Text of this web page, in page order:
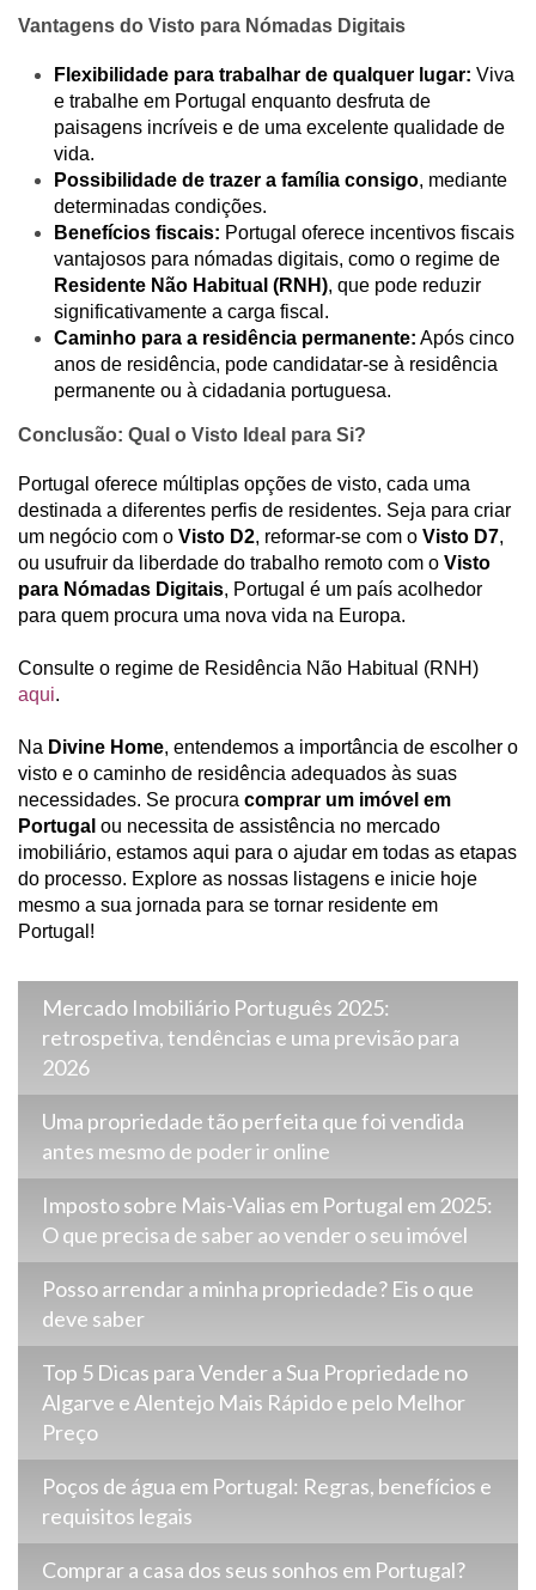
Vantagens do Visto para Nómadas Digitais
Flexibilidade para trabalhar de qualquer lugar: Viva
e trabalhe em Portugal enquanto desfruta de
paisagens incríveis e de uma excelente qualidade de
vida.
Possibilidade de trazer a família consigo, mediante
determinadas condições.
Benefícios fiscais: Portugal oferece incentivos fiscais
vantajosos para nómadas digitais, como o regime de
Residente Não Habitual (RNH), que pode reduzir
significativamente a carga fiscal.
Caminho para a residência permanente: Após cinco
anos de residência, pode candidatar-se à residência
permanente ou à cidadania portuguesa.
Conclusão: Qual o Visto Ideal para Si?
Portugal oferece múltiplas opções de visto, cada uma
destinada a diferentes perfis de residentes. Seja para criar
um negócio com o Visto D2, reformar-se com o Visto D7,
ou usufruir da liberdade do trabalho remoto com o Visto
para Nómadas Digitais, Portugal é um país acolhedor
para quem procura uma nova vida na Europa.
Consulte o regime de Residência Não Habitual (RNH)
aqui.
Na Divine Home, entendemos a importância de escolher o
visto e o caminho de residência adequados às suas
necessidades. Se procura comprar um imóvel em
Portugal ou necessita de assistência no mercado
imobiliário, estamos aqui para o ajudar em todas as etapas
do processo. Explore as nossas listagens e inicie hoje
mesmo a sua jornada para se tornar residente em
Portugal!
Mercado Imobiliário Português 2025:
retrospetiva, tendências e uma previsão para
2026
Uma propriedade tão perfeita que foi vendida
antes mesmo de poder ir online
Imposto sobre Mais-Valias em Portugal em 2025:
O que precisa de saber ao vender o seu imóvel
Posso arrendar a minha propriedade? Eis o que
deve saber
Top 5 Dicas para Vender a Sua Propriedade no
Algarve e Alentejo Mais Rápido e pelo Melhor
Preço
Poços de água em Portugal: Regras, benefícios e
requisitos legais
Comprar a casa dos seus sonhos em Portugal?